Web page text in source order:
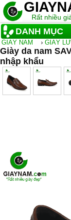
Rất nhiều
DANH MỤC
GIẦY NAM › GIÀY
Giày da nam
nhập khẩu